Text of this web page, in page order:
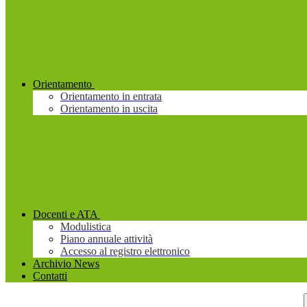
Orientamento
Orientamento in entrata
Orientamento in uscita
Docenti e ATA
Modulistica
Piano annuale attività
Accesso al registro elettronico
Archivio News
Contatti